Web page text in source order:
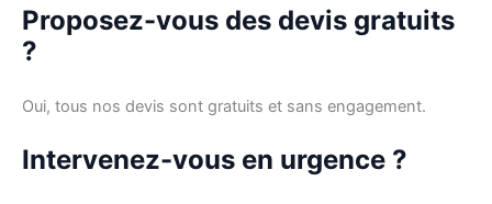
Proposez-vous des devis gratuits
?
Oui, tous nos devis sont gratuits et sans engagement.
Intervenez-vous en urgence ?